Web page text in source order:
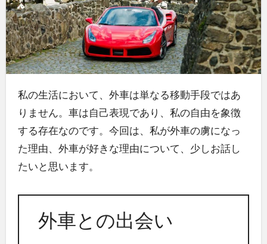
私の生活において、外車は単なる移動手段ではあ
りません。車は自己表現であり、私の自由を象徴
する存在なのです。今回は、私が外車の虜になっ
た理由、外車が好きな理由について、少しお話し
たいと思います。
外車との出会い